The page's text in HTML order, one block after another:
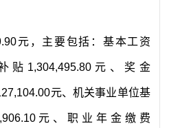
元 ，主要包括：基本工资
贴 1,304,495.80元 、奖金
元、机关事业单位基
元 、职业年金缴费